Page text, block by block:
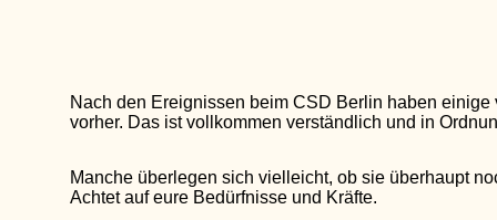
Nach den Ereignissen beim CSD Berlin haben einige
vorher. Das ist vollkommen verständlich und in
Manche überlegen sich vielleicht, ob sie überhaupt
Achtet auf eure Bedürfnisse und Kräfte.